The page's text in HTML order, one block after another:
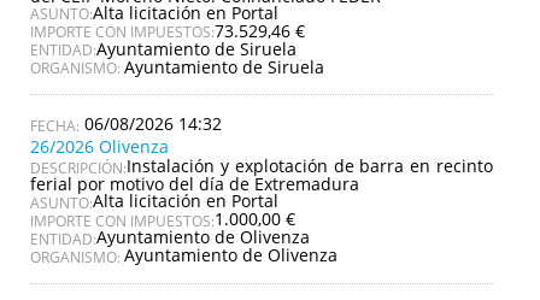
ASUNTO:Alta licitación en Portal
IMPORTE CON IMPUESTOS:73.529,46 €
ENTIDAD:Ayuntamiento de Siruela
ORGANISMO: Ayuntamiento de Siruela
06/08/2026 14:32
26/2026 Olivenza
DESCRIPCIÓN:Instalación y explotación de barra en recinto
ferial por motivo del día de Extremadura
ASUNTO:Alta licitación en Portal
IMPORTE CON IMPUESTOS:1.000,00 €
ENTIDAD:Ayuntamiento de Olivenza
ORGANISMO: Ayuntamiento de Olivenza